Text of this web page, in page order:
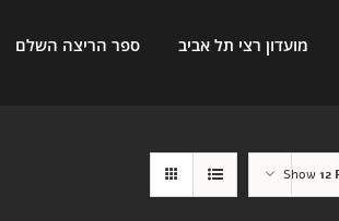
מועדון רצי תל אביב ספר הריצה השלם
Show12